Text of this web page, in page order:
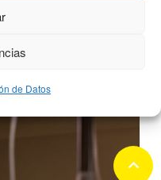
de Datos
keyboard_arrow_up